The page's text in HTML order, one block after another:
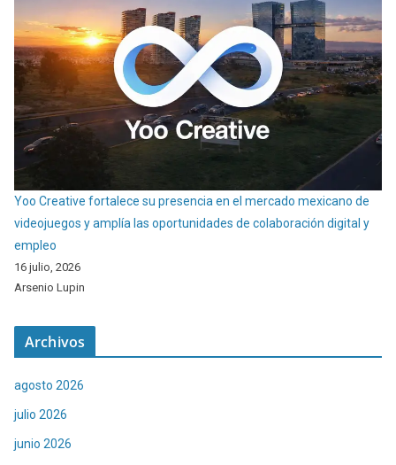
Yoo Creative fortalece su presencia en el mercado mexicano de
videojuegos y amplía las oportunidades de colaboración digital y
empleo
16 julio, 2026
Arsenio Lupin
Archivos
agosto 2026
julio 2026
junio 2026